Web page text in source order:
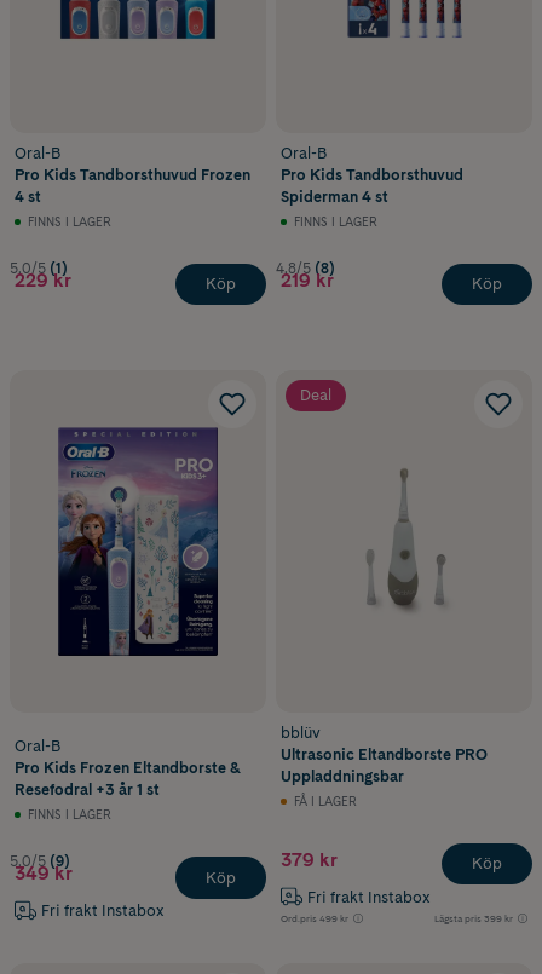
Oral-B
Pro Kids Tandborsthuvud Frozen
4 st
FINNS I LAGER
5.0/5 (1)
229 kr Köp
Oral-B
Pro Kids Tandborsthuvud
Spiderman 4 st
FINNS I LAGER
4.8/5 (8)
219 kr Köp
Oral-B
Pro Kids Frozen Eltandborste &
Resefodral +3 år 1 st
FINNS I LAGER
5.0/5 (9)
349 kr
Fri frakt Instabox
Köp
Deal
bblüv
Ultrasonic Eltandborste PRO
Uppladdningsbar
FÅ I LAGER
379 kr
Fri frakt Instabox
Ord.pris 499 kr Lägsta pris 399 kr
Köp